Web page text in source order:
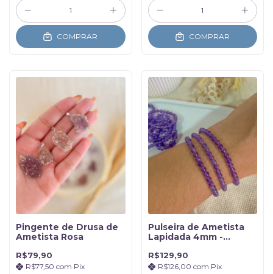
COMPRAR COMPRAR
Pingente de Drusa de
Ametista Rosa
R$79,90
R$77,50 com Pix
Pulseira de Ametista
Lapidada 4mm -
R$129,90
R$126,00 com Pix